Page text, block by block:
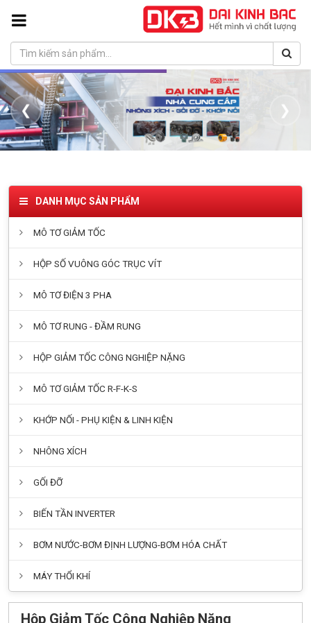
❮ ❯
DANH MỤC SẢN PHẨM
MÔ TƠ GIẢM TỐC
HỘP SỐ VUÔNG GÓC TRỤC VÍT
MÔ TƠ ĐIỆN 3 PHA
MÔ TƠ RUNG - ĐẦM RUNG
HỘP GIẢM TỐC CÔNG NGHIỆP NẶNG
MÔ TƠ GIẢM TỐC R-F-K-S
KHỚP NỐI - PHỤ KIỆN & LINH KIỆN
NHÔNG XÍCH
GỐI ĐỠ
BIẾN TẦN INVERTER
BƠM NƯỚC-BƠM ĐỊNH LƯỢNG-BƠM HÓA CHẤT
MÁY THỔI KHÍ
Hộp Giảm Tốc Công Nghiệp Nặng